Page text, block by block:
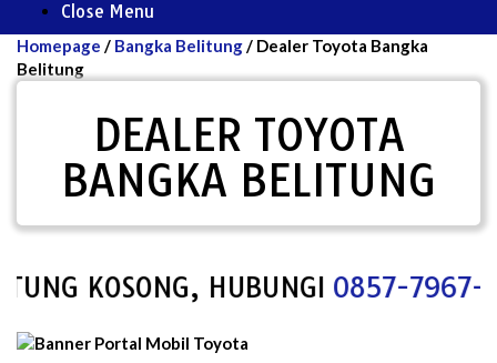
Close Menu
Homepage / Bangka Belitung/ Dealer Toyota Bangka
Belitung
DEALER TOYOTA
BANGKA BELITUNG
KOSONG, HUBUNGI0857-7967-1000